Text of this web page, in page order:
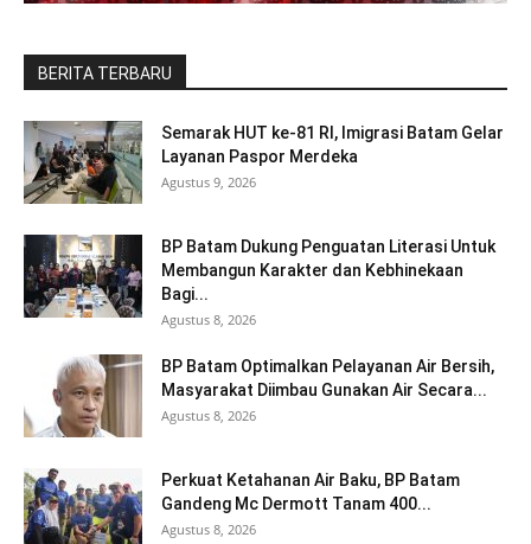
BERITA TERBARU
Semarak HUT ke-81 RI, Imigrasi Batam Gelar
Layanan Paspor Merdeka
Agustus 9, 2026
BP Batam Dukung Penguatan Literasi Untuk
Membangun Karakter dan Kebhinekaan
Bagi...
Agustus 8, 2026
BP Batam Optimalkan Pelayanan Air Bersih,
Masyarakat Diimbau Gunakan Air Secara...
Agustus 8, 2026
Perkuat Ketahanan Air Baku, BP Batam
Gandeng Mc Dermott Tanam 400...
Agustus 8, 2026